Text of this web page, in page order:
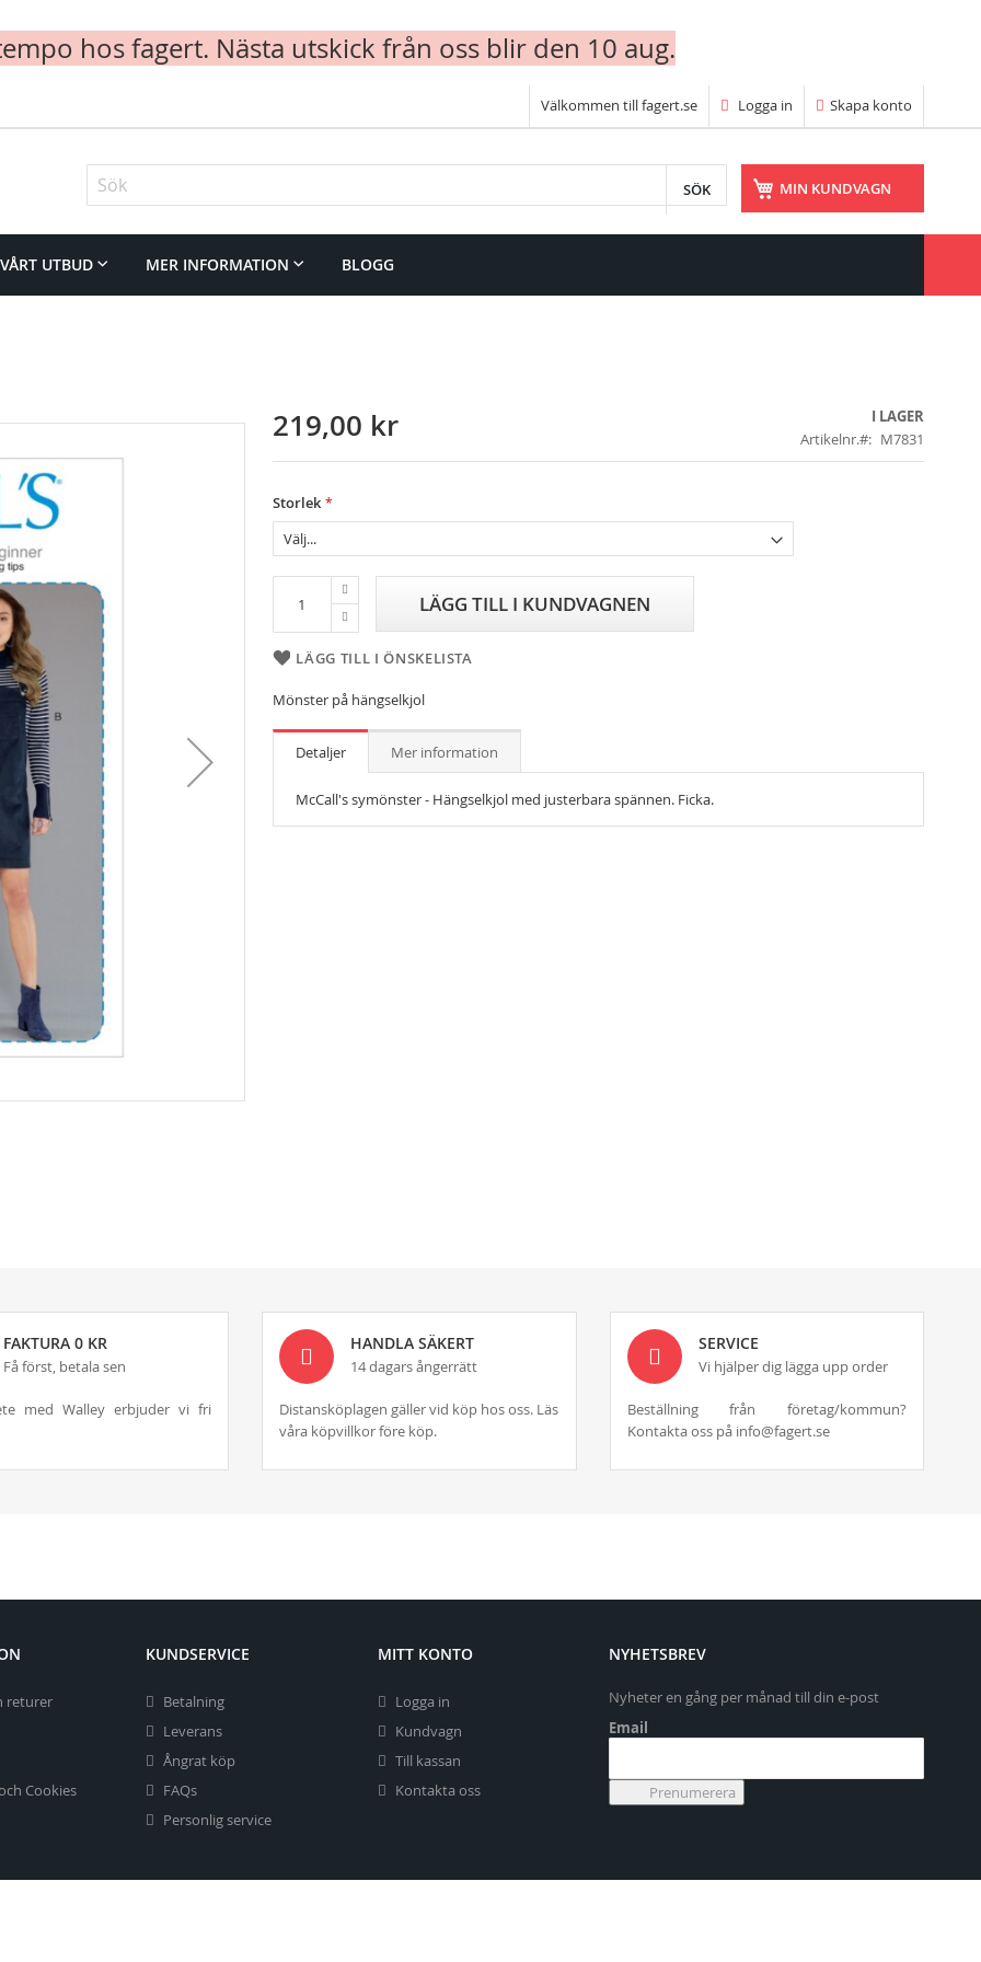
hos fagert. Nästa utskick från oss blir den 10 aug.
Välkommen till fagert.se Logga in Skapa konto
MIN KUNDVAGN
Sök
VÅRT UTBUD MER INFORMATION BLOGG
219,00 kr
I LAGER
Artikelnr.
M7831
Storlek
LÄGG TILL I KUNDVAGNEN
LÄGG TILL I ÖNSKELISTA
Mönster på hängselkjol
Detaljer
McCall's symönster - Hängselkjol med justerbara spännen. Ficka.
Mer information
FAKTURA 0 KR
Få först, betala sen
med Walley erbjuder vi fri
HANDLA SÄKERT
14 dagars ångerrätt
Distansköplagen gäller vid köp hos oss. Läs
våra köpvillkor före köp.
SERVICE
Vi hjälper dig lägga upp order
Beställning från företag/kommun?
Kontakta oss på info@fagert.se
returer
Cookies
KUNDSERVICE
Betalning
Leverans
Ångrat köp
FAQs
Personlig service
MITT KONTO
Logga in
Kundvagn
Till kassan
Kontakta oss
NYHETSBREV
Nyheter en gång per månad till din e-post
Email